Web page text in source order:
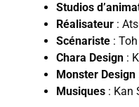
Studios
Réalisateur :
Scénariste :
Chara Design :
Monster Design
Musiques : Kan